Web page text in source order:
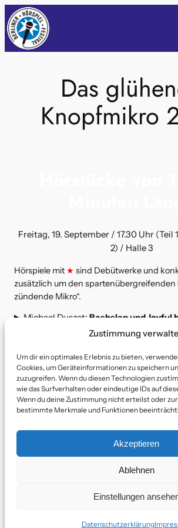
Zustimmung
Um dir ein optimales Erlebnis zu bieten,
Cookies, um Geräteinformationen zu speichern
zuzugreifen. Wenn du diesen Technologien
wie das Surfverhalten oder eindeutige IDs auf
Wenn du deine Zustimmung nicht erteilst oder
bestimmte Merkmale und Funktionen
Akzeptieren
Ablehnen
Einstellungen
Datenschutzerklärung
Zum
Inhalt
springen
Das
Knopfmikro
Freitag, 19. September / 17.30 Uhr (Teil
2) / Halle 3
Hörspiele mit ★ sind Debütwerke und
zusätzlich um den spartenübergreifenden
zündende Mikro“.
Michael Duszat: Bashslap und Joyful
Willkommensmaschine★
Moment?
Nora Lessing:Notfallkit
blablabor:FM alarm clock radio g641
Livia Heisz:Koza
M. Cristina Marras:Unwanted
Das Literarische Mau
wahr sagen